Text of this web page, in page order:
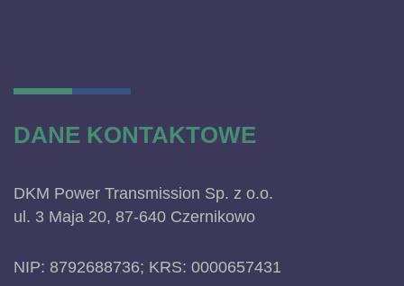
DANE KONTAKTOWE
DKM Power Transmission Sp. z o.o.
ul. 3 Maja 20, 87-640 Czernikowo
NIP: 8792688736; KRS: 0000657431